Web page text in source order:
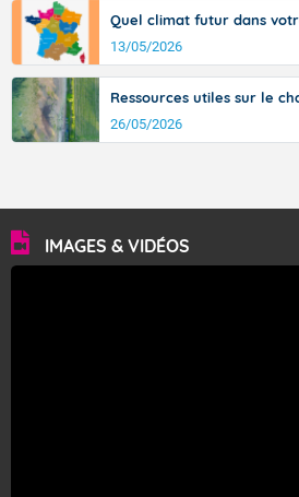
Quel climat futur dans
13/05/2026
Ressources utiles sur le
26/05/2026
IMAGES & VIDÉOS